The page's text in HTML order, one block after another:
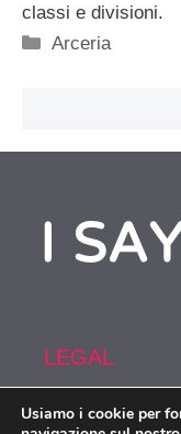
classi e divisioni.
Categorie
Arceria
LEGAL
Armi&Spy is
Usiamo i cookie per